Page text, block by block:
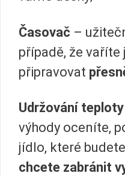
Časovač –
případě, že
připravovat
Udržování teploty
výhody oceníte,
jídlo, které
chcete zabránit